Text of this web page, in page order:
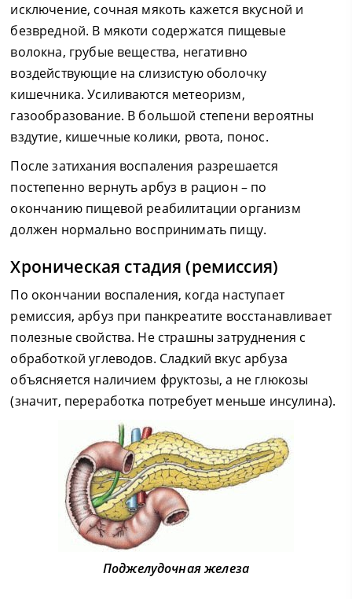
исключение, сочная мякоть кажется вкусной и
безвредной. В мякоти содержатся пищевые
волокна, грубые вещества, негативно
воздействующие на слизистую оболочку
кишечника. Усиливаются метеоризм,
газообразование. В большой степени вероятны
вздутие, кишечные колики, рвота, понос.
После затихания воспаления разрешается
постепенно вернуть арбуз в рацион – по
окончанию пищевой реабилитации организм
должен нормально воспринимать пищу.
Хроническая стадия (ремиссия)
По окончании воспаления, когда наступает
ремиссия, арбуз при панкреатите восстанавливает
полезные свойства. Не страшны затруднения с
обработкой углеводов. Сладкий вкус арбуза
объясняется наличием фруктозы, а не глюкозы
(значит, переработка потребует меньше инсулина).
Поджелудочная железа